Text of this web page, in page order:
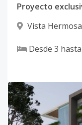
Vista Hermosa
Desde 3 hasta